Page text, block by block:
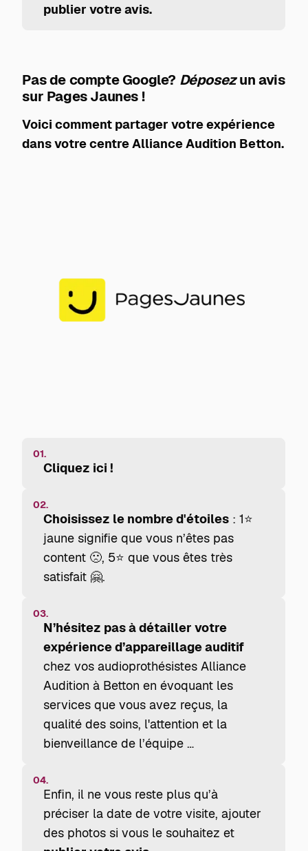
publier votre avis.
Pas de compte Google? Déposezun avis
sur Pages Jaunes !
Voici comment partager votre expérience
dans votre centre Alliance Audition Betton.
01.
Cliquez ici !
02.
Choisissez le nombre d'étoiles : 1⭐
jaune signifie que vous n’êtes pas
content 🙁, 5⭐ que vous êtes très
satisfait 🤗.
03.
N’hésitez pas à détailler votre
expérience d’appareillage auditif
chez vos audioprothésistes Alliance
Audition à Betton en évoquant les
services que vous avez reçus, la
qualité des soins, l'attention et la
bienveillance de l’équipe …
04.
Enfin, il ne vous reste plus qu’à
préciser la date de votre visite, ajouter
des photos si vous le souhaitez et